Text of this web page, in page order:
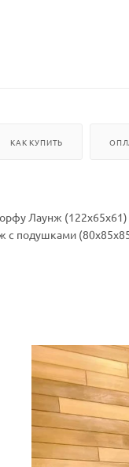
КАК КУПИТЬ
Лаунж
с подушками
искусственный
палитру ткани
можно заказать